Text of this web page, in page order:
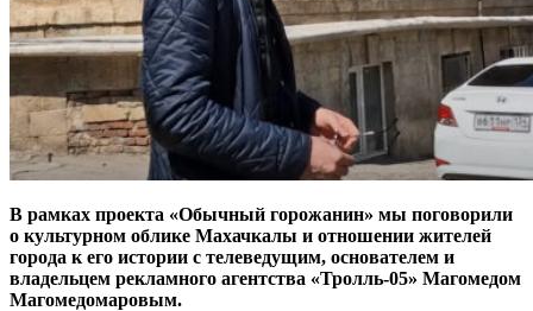
В рамках проекта «Обычный горожанин» мы поговорили
о культурном облике Махачкалы и отношении жителей
города к его истории с телеведущим, основателем и
владельцем рекламного агентства «Тролль-05» Магомедом
Магомедомаровым.